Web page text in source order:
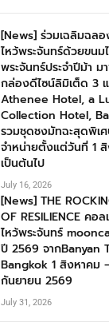
[News] ร่วมเฉลิมฉลอ
ไหว้พระจันทร์ด้วยขนม
พระจันทร์ประจำปีม้า ม
กล่องดีไซน์ลิมิเต็ด 3
Athenee Hotel, a
Collection Hotel,
รวมชุดชงมัทฉะสุดพิเศ
จำหน่ายตั้งแต่วันที่ 1
เป็นต้นไป
July 16, 2026
[News] THE
OF RESILIENCE คอ
ไหว้พระจันทร์
ปี 2569 จากBanyan
Bangkok 1 สิงหาคม
กันยายน 2569
July 31, 2026